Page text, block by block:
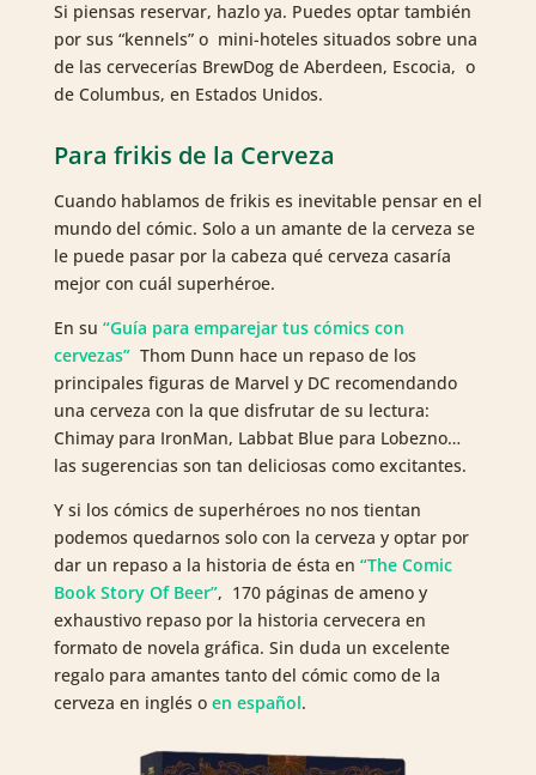
Si piensas reservar, hazlo ya. Puedes optar también
por sus “kennels” o mini-hoteles situados sobre una
de las cervecerías BrewDog de Aberdeen, Escocia, o
de Columbus, en Estados Unidos.
Para frikis de la Cerveza
Cuando hablamos de frikis es inevitable pensar en el
mundo del cómic. Solo a un amante de la cerveza se
le puede pasar por la cabeza qué cerveza casaría
mejor con cuál superhéroe.
En su “Guía para emparejar tus cómics con
cervezas”Thom Dunn hace un repaso de los
principales figuras de Marvel y DC recomendando
una cerveza con la que disfrutar de su lectura:
Chimay para IronMan, Labbat Blue para Lobezno…
las sugerencias son tan deliciosas como excitantes.
Y si los cómics de superhéroes no nos tientan
podemos quedarnos solo con la cerveza y optar por
dar un repaso a la historia de ésta en “The Comic
Book Story Of Beer”, 170 páginas de ameno y
exhaustivo repaso por la historia cervecera en
formato de novela gráfica. Sin duda un excelente
regalo para amantes tanto del cómic como de la
cerveza en inglés o en español.